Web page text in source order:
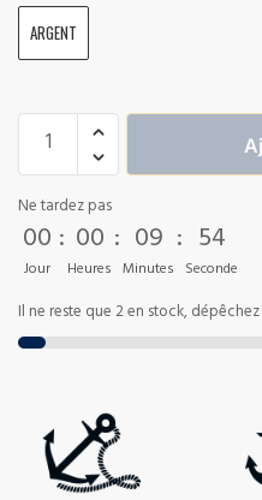
ARGENT
Ne tardez pas
00
Jour
: 00
Heures
: 09
Minutes
: 54
Seconde
Il ne reste que 2 en stock,